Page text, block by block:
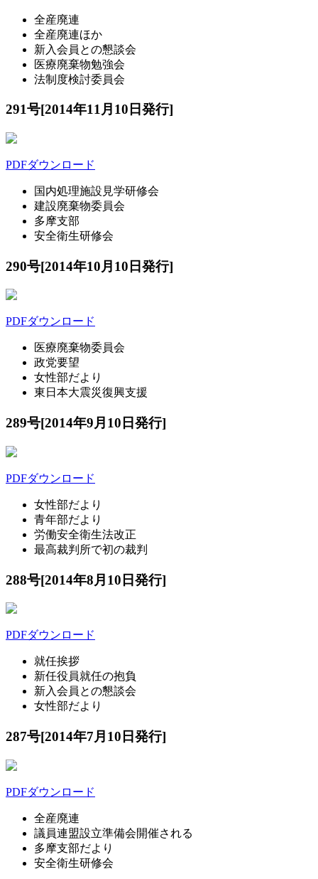
全産廃連
全産廃連ほか
新入会員との懇談会
医療廃棄物勉強会
法制度検討委員会
291号[2014年11月10日発行]
PDFダウンロード
国内処理施設見学研修会
建設廃棄物委員会
多摩支部
安全衛生研修会
290号[2014年10月10日発行]
PDFダウンロード
医療廃棄物委員会
政党要望
女性部だより
東日本大震災復興支援
289号[2014年9月10日発行]
PDFダウンロード
女性部だより
青年部だより
労働安全衛生法改正
最高裁判所で初の裁判
288号[2014年8月10日発行]
PDFダウンロード
就任挨拶
新任役員就任の抱負
新入会員との懇談会
女性部だより
287号[2014年7月10日発行]
PDFダウンロード
全産廃連
議員連盟設立準備会開催される
多摩支部だより
安全衛生研修会